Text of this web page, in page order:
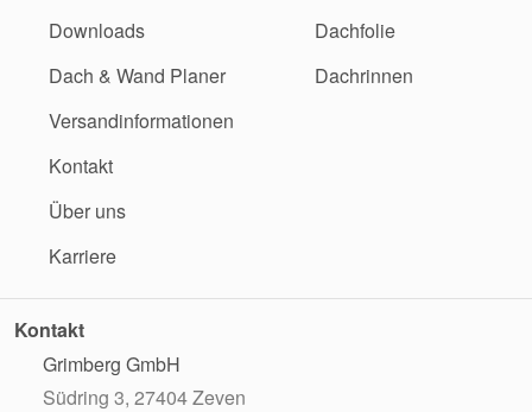
Downloads
Dach & Wand Planer
Versandinformationen
Kontakt
Über uns
Karriere
Dachfolie
Dachrinnen
Kontakt
Grimberg GmbH
Südring 3, 27404 Zeven